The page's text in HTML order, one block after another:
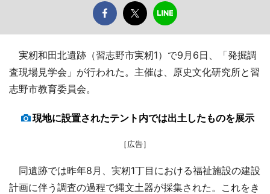
実籾和田北遺跡（習志野市実籾1）で9月6日、「発掘調
査現場見学会」が行われた。主催は、原史文化研究所と習
志野市教育委員会。
現地に設置されたテント内では出土したものを展示
［広告］
同遺跡では昨年8月、実籾1丁目における福祉施設の建設
計画に伴う調査の過程で縄文土器が採集された。これをき